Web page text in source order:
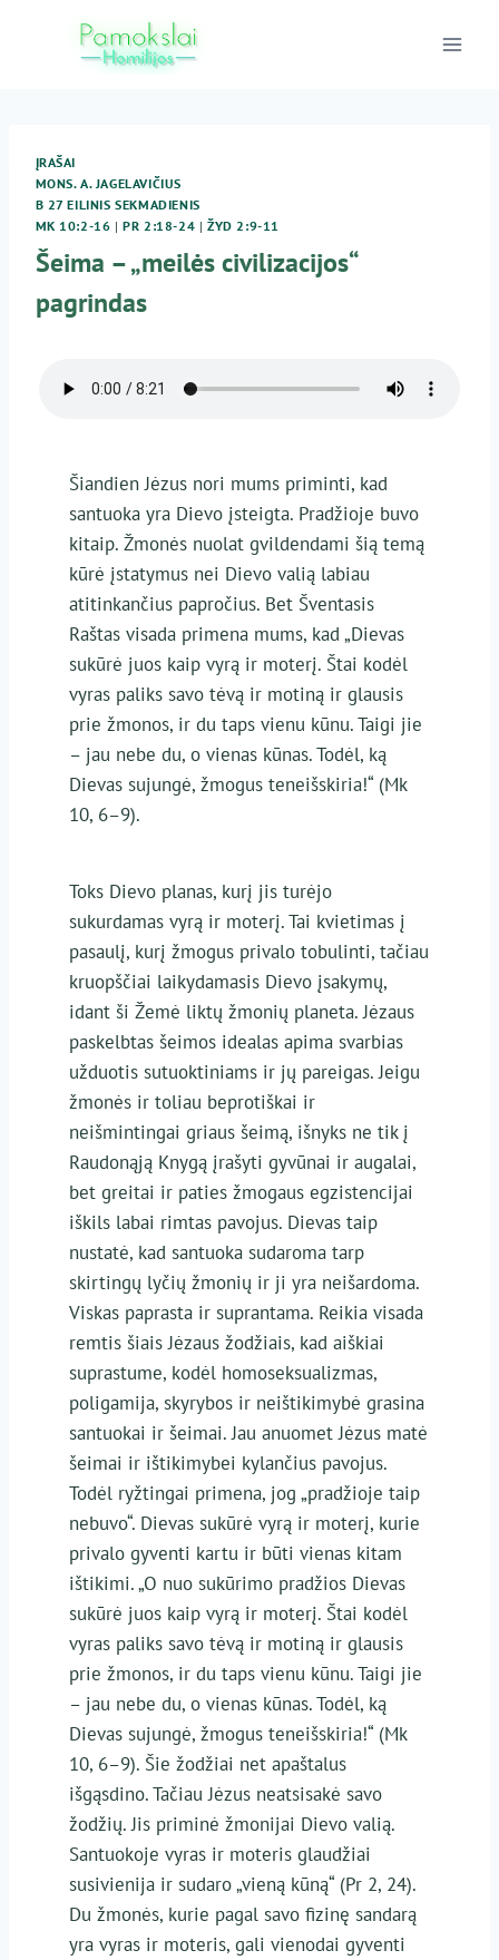
ĮRAŠAI
MONS. A. JAGELAVIČIUS
B 27 EILINIS SEKMADIENIS
MK 10:2-16 |PR 2:18-24 |ŽYD 2:9-11
Šeima – „meilės civilizacijos“
pagrindas
Šiandien Jėzus nori mums priminti, kad
santuoka yra Dievo įsteigta. Pradžioje buvo
kitaip. Žmonės nuolat gvildendami šią temą
kūrė įstatymus nei Dievo valią labiau
atitinkančius papročius. Bet Šventasis
Raštas visada primena mums, kad „Dievas
sukūrė juos kaip vyrą ir moterį. Štai kodėl
vyras paliks savo tėvą ir motiną ir glausis
prie žmonos, ir du taps vienu kūnu. Taigi jie
– jau nebe du, o vienas kūnas. Todėl, ką
Dievas sujungė, žmogus teneišskiria!“ (Mk
10, 6–9).
Toks Dievo planas, kurį jis turėjo
sukurdamas vyrą ir moterį. Tai kvietimas į
pasaulį, kurį žmogus privalo tobulinti, tačiau
kruopščiai laikydamasis Dievo įsakymų,
idant ši Žemė liktų žmonių planeta. Jėzaus
paskelbtas šeimos idealas apima svarbias
užduotis sutuoktiniams ir jų pareigas. Jeigu
žmonės ir toliau beprotiškai ir
neišmintingai griaus šeimą, išnyks ne tik į
Raudonąją Knygą įrašyti gyvūnai ir augalai,
bet greitai ir paties žmogaus egzistencijai
iškils labai rimtas pavojus. Dievas taip
nustatė, kad santuoka sudaroma tarp
skirtingų lyčių žmonių ir ji yra neišardoma.
Viskas paprasta ir suprantama. Reikia visada
remtis šiais Jėzaus žodžiais, kad aiškiai
suprastume, kodėl homoseksualizmas,
poligamija, skyrybos ir neištikimybė grasina
santuokai ir šeimai. Jau anuomet Jėzus matė
šeimai ir ištikimybei kylančius pavojus.
Todėl ryžtingai primena, jog „pradžioje taip
nebuvo“. Dievas sukūrė vyrą ir moterį, kurie
privalo gyventi kartu ir būti vienas kitam
ištikimi. „O nuo sukūrimo pradžios Dievas
sukūrė juos kaip vyrą ir moterį. Štai kodėl
vyras paliks savo tėvą ir motiną ir glausis
prie žmonos, ir du taps vienu kūnu. Taigi jie
– jau nebe du, o vienas kūnas. Todėl, ką
Dievas sujungė, žmogus teneišskiria!“ (Mk
10, 6–9). Šie žodžiai net apaštalus
išgąsdino. Tačiau Jėzus neatsisakė savo
žodžių. Jis priminė žmonijai Dievo valią.
Santuokoje vyras ir moteris glaudžiai
susivienija ir sudaro „vieną kūną“ (Pr 2, 24).
Du žmonės, kurie pagal savo fizinę sandarą
yra vyras ir moteris, gali vienodai gyventi